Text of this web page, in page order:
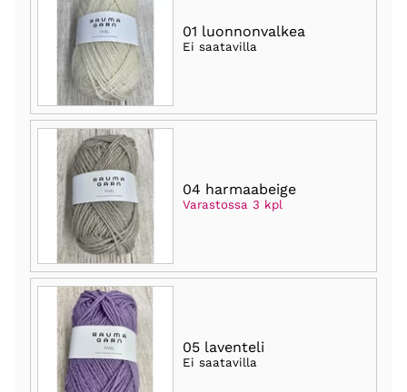
01 luonnonvalkea
Ei saatavilla
04 harmaabeige
Varastossa 3 kpl
05 laventeli
Ei saatavilla